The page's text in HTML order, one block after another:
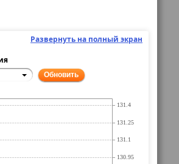
Развернуть на полный экран
Обновить